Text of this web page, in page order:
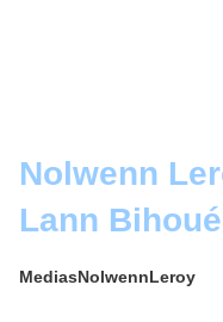
Nolwenn
Lann
MediasNolwennLeroy